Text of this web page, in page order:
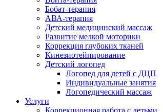
Бобат-терапия
АВА-терапия
Детский медицинский массаж
Развитие мелкой моторики
Коррекция глубоких тканей
Кинезиотейпирование
Детский логопед
Логопед для детей с ДЦП
Индивидуальные занятия
Логопедический массаж
Услуги
Коррекционная работа с детьми